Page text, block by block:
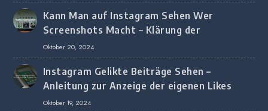
Kann Man auf Instagram Sehen Wer
Screenshots Macht – Klärung der
Screenshot-Erkennung
Oktober 20, 2024
Instagram Gelikte Beiträge Sehen –
Anleitung zur Anzeige der eigenen Likes
Oktober 19, 2024